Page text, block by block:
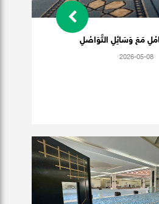
مَعَ وَسَائِلِ التَّوَاصُلِ
2026-05-08